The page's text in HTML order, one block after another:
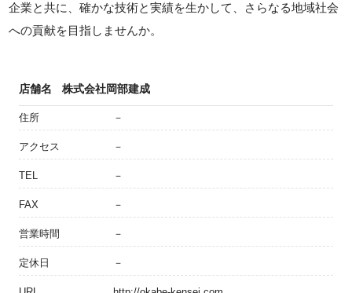
企業と共に、確かな技術と実績を生かして、さらなる地域社会
への貢献を目指しませんか。
店舗名 株式会社岡部建成
住所 －
アクセス －
TEL －
FAX －
営業時間 －
定休日 －